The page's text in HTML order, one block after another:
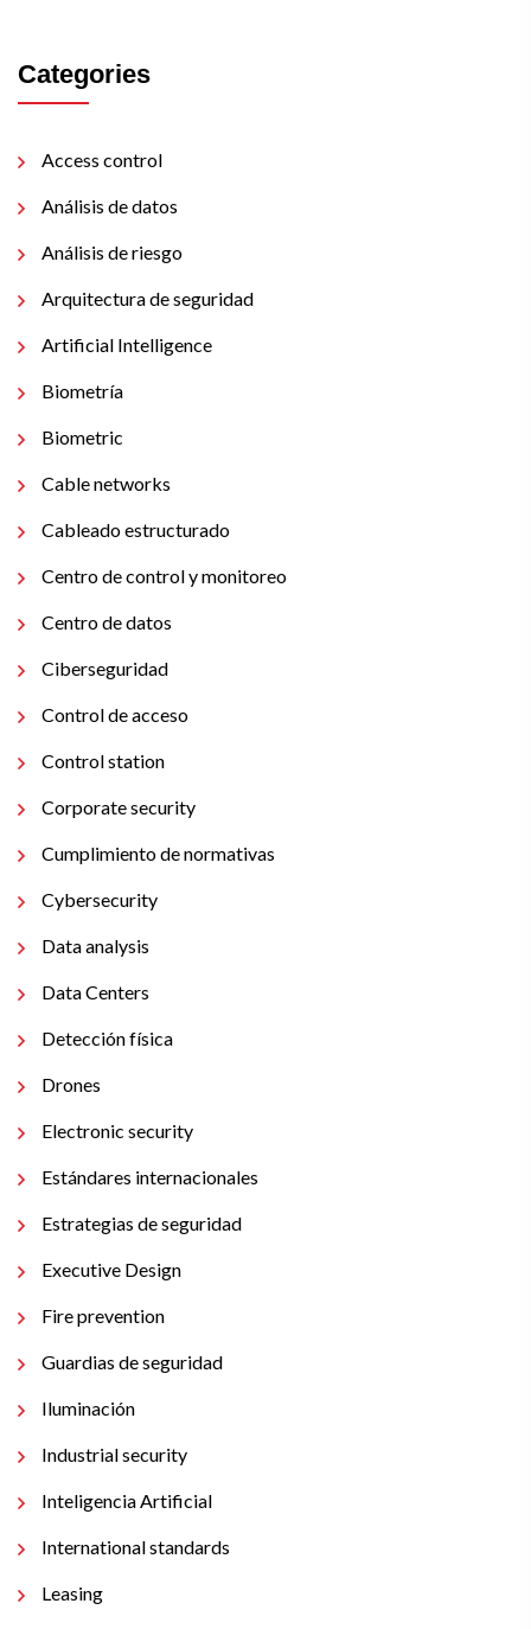
Categories
Access control
Análisis de datos
Análisis de riesgo
Arquitectura de seguridad
Artificial Intelligence
Biometría
Biometric
Cable networks
Cableado estructurado
Centro de control y monitoreo
Centro de datos
Ciberseguridad
Control de acceso
Control station
Corporate security
Cumplimiento de normativas
Cybersecurity
Data analysis
Data Centers
Detección física
Drones
Electronic security
Estándares internacionales
Estrategias de seguridad
Executive Design
Fire prevention
Guardias de seguridad
Iluminación
Industrial security
Inteligencia Artificial
International standards
Leasing